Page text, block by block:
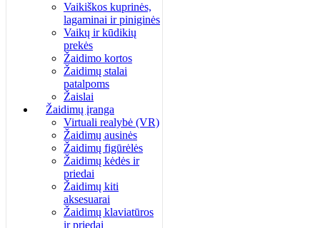
Vaikiškos kuprinės,
lagaminai ir piniginės
Vaikų ir kūdikių
prekės
Žaidimo kortos
Žaidimų stalai
patalpoms
Žaislai
Žaidimų įranga
Virtuali realybė (VR)
Žaidimų ausinės
Žaidimų figūrėlės
Žaidimų kėdės ir
priedai
Žaidimų kiti
aksesuarai
Žaidimų klaviatūros
ir priedai